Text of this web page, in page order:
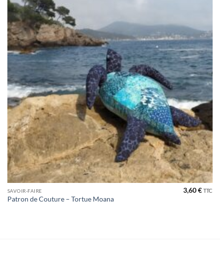
SAVOIR-FAIRE
Patron de Couture – Tortue Moana
3,60€ TTC